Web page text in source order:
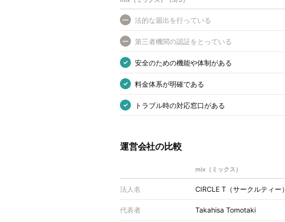
— 法的な届出を行っている
— 第三者機関の認証をとっている
✓ 安全のための機能や体制がある
✓ 料金体系が明確である
✓ トラブル時の対応窓口がある
運営会社の比較
mix（ミックス）
法人名 CIRCLE T（サークルティー）
代表者 Takahisa Tomotaki